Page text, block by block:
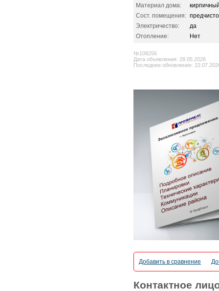
Материал дома:
Сост. помещения:
Электричество:
да
Отопление:
Нет
№108256
Дата объявления: 28.05.2026
Последнее обновление:
Добавить в сравнение
Контактное